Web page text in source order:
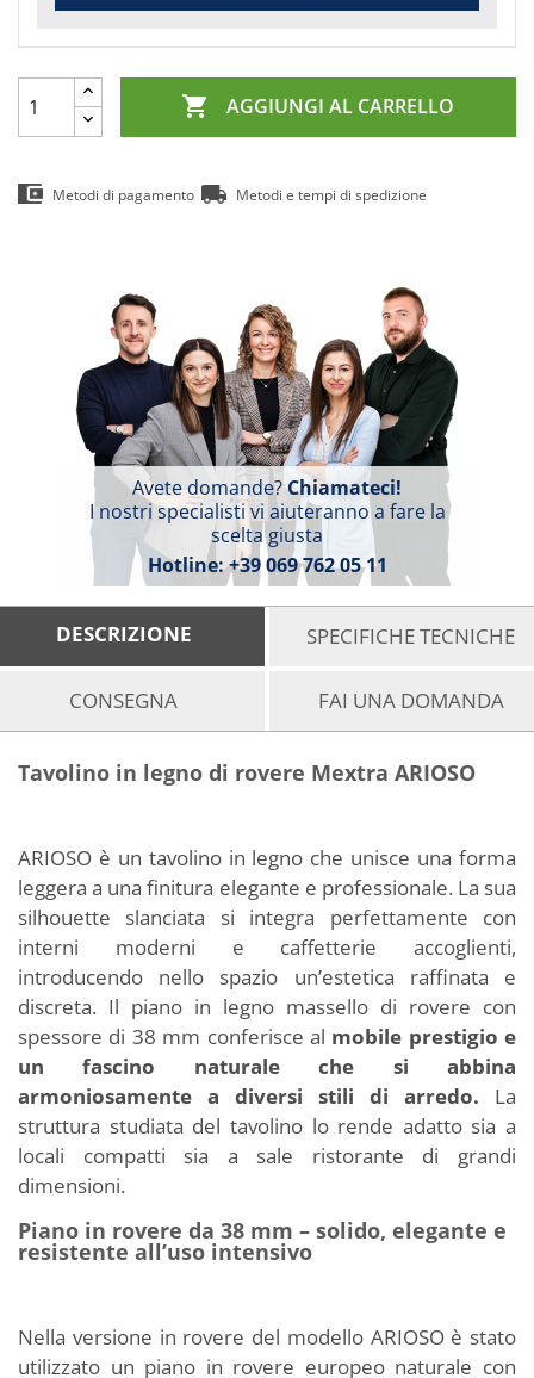
 AGGIUNGI AL CARRELLO
Metodi di pagamento Metodi e tempi di spedizione
Avete domande?Chiamateci!
I nostri specialisti vi aiuteranno a fare la
scelta giusta
Hotline:+39 069 762 05 11
DESCRIZIONE SPECIFICHE TECNICHE
CONSEGNA FAI UNA DOMANDA
Tavolino in legno di rovere Mextra ARIOSO
ARIOSO è un tavolino in legno che unisce una forma
leggera a una finitura elegante e professionale. La sua
silhouette slanciata si integra perfettamente con
interni moderni e caffetterie accoglienti,
introducendo nello spazio un’estetica raffinata e
discreta. Il piano in legno massello di rovere con
spessore di 38 mm conferisce al mobile prestigio e
un fascino naturale che si abbina
armoniosamente a diversi stili di arredo. La
struttura studiata del tavolino lo rende adatto sia a
locali compatti sia a sale ristorante di grandi
dimensioni.
Piano in rovere da 38 mm – solido, elegante e
resistente all’uso intensivo
Nella versione in rovere del modello ARIOSO è stato
utilizzato un piano in rovere europeo naturale con